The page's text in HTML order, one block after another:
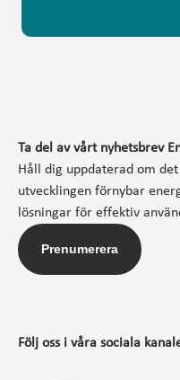
Ta del av vårt nyhetsbrev
Håll dig uppdaterad om
utvecklingen förnybar
lösningar för effektiv
Prenumerera
Följ oss i våra sociala